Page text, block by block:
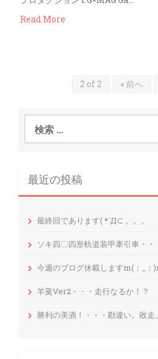
Read More
2 of 2 « 前へ
:
最近の投稿
最終回であります( *´Д⊂ 。。。
ソキ四〇四形軌道装甲牽引車・・
今週のブログ休載しますm(；_；
羊羹Ver2・・・走行なるか！？
勝利の美酒！・・・勘違い。敗走